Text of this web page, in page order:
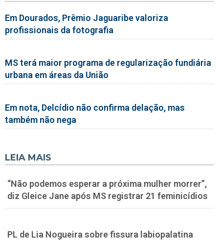
Em Dourados, Prêmio Jaguaribe valoriza
profissionais da fotografia
MS terá maior programa de regularização fundiária
urbana em áreas da União
Em nota, Delcídio não confirma delação, mas
também não nega
LEIA MAIS
“Não podemos esperar a próxima mulher morrer”,
diz Gleice Jane após MS registrar 21 feminicídios
PL de Lia Nogueira sobre fissura labiopalatina